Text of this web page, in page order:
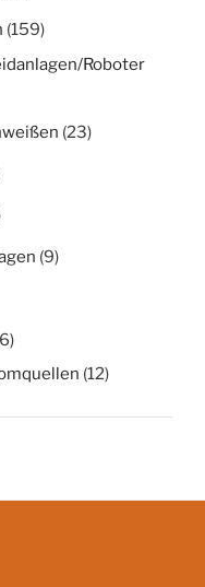
(159)
Roboter
(23)
(9)
(12)